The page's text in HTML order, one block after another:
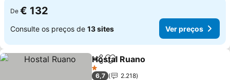
De € 132
Consulte os preços de 13 sites Ver preços
PartilharAdicionar aos favoritos
Hostal Ruano
1 Estrelas
6,7
2.218